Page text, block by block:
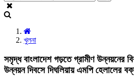
খুলনা
সমৃদ্ধ বাংলাদেশ গড়তে গ্রামীণ উন্নয়নের
উন্নয়ন দিবসে দিঘলিয়ায় এমপি হেলালের